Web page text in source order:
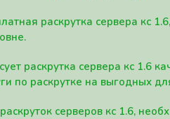
раскрутка сервера кс
раскрутка сервера кс 1.6
по раскрутке на выгодных
серверов кс 1.6,